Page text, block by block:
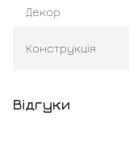
Декор
Конструкція
Відгуки